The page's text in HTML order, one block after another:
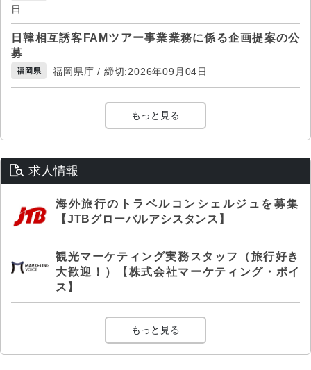
日
日韓相互誘客FAMツアー事業業務に係る企画提案の公
募
福岡県 福岡県庁 / 締切:2026年09月04日
もっと見る
求人情報
海外旅行のトラベルコンシェルジュを募集
【JTBグローバルアシスタンス】
観光マーケティング実務スタッフ（旅行好き
大歓迎！）【株式会社マーケティング・ボイ
ス】
もっと見る